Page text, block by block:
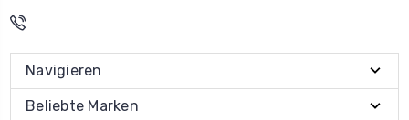
Navigieren
Beliebte Marken